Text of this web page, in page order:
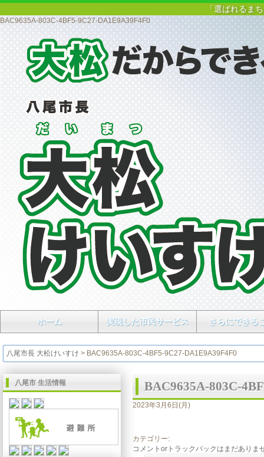
「選ばれるま
BAC9635A-803C-4BF5-9C27-DA1E9A39F4F0
ホーム 実現した市民サービス さらにできる
八尾市長 大松けいすけ > BAC9635A-803C-4BF5-9C27-DA1E9A39F4F0
BAC9635A-803C-
2023年3月6日(月)
カテゴリー:
コメントorトラックバックはまだありま
八尾市 生活情報